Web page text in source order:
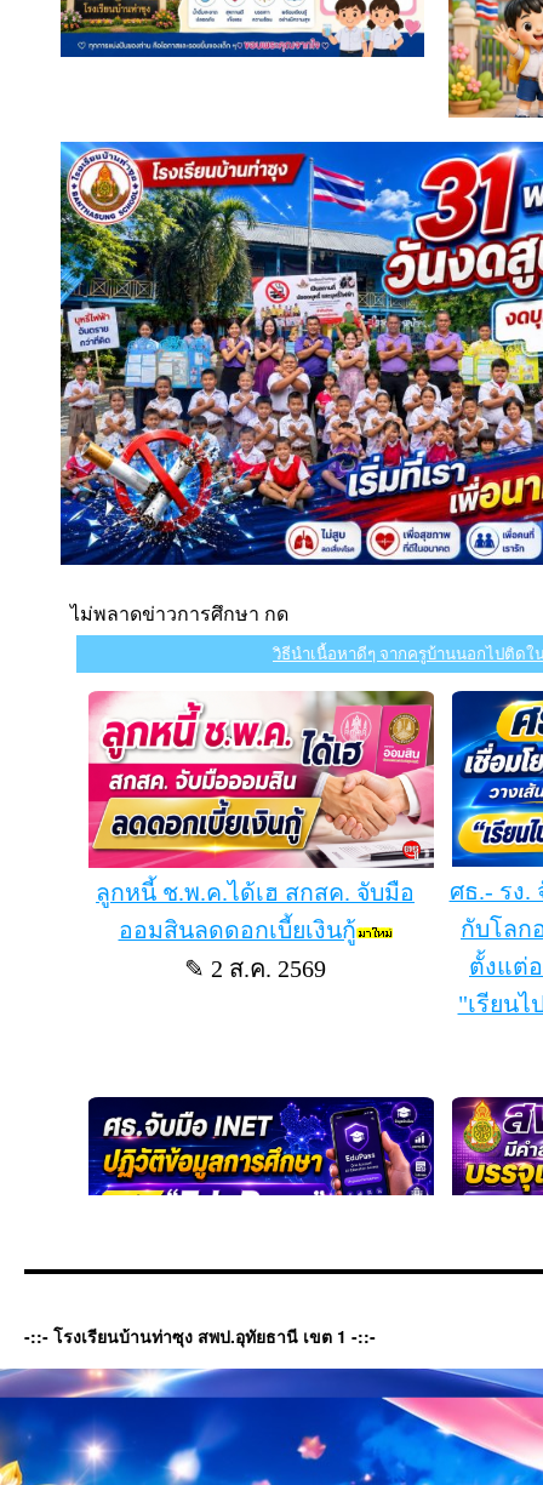
-::- โรงเรียนบ้านท่าซุง สพป.อุทัยธานี เขต 1 -::-